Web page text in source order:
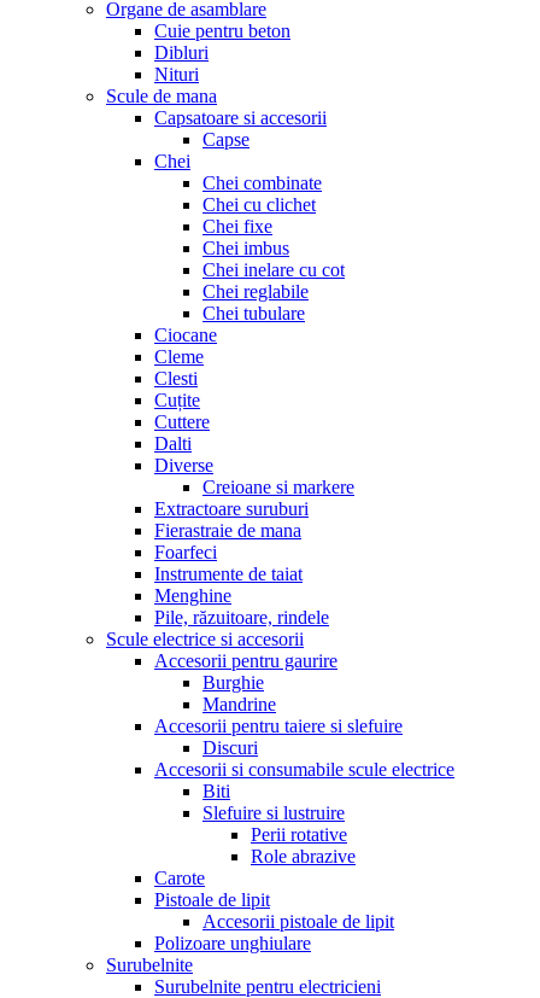
Organe de asamblare
Cuie pentru beton
Dibluri
Nituri
Scule de mana
Capsatoare si accesorii
Capse
Chei
Chei combinate
Chei cu clichet
Chei fixe
Chei imbus
Chei inelare cu cot
Chei reglabile
Chei tubulare
Ciocane
Cleme
Clesti
Cuțite
Cuttere
Dalti
Diverse
Creioane si markere
Extractoare suruburi
Fierastraie de mana
Foarfeci
Instrumente de taiat
Menghine
Pile, răzuitoare, rindele
Scule electrice si accesorii
Accesorii pentru gaurire
Burghie
Mandrine
Accesorii pentru taiere si slefuire
Discuri
Accesorii si consumabile scule electrice
Biti
Slefuire si lustruire
Perii rotative
Role abrazive
Carote
Pistoale de lipit
Accesorii pistoale de lipit
Polizoare unghiulare
Surubelnite
Surubelnite pentru electricieni